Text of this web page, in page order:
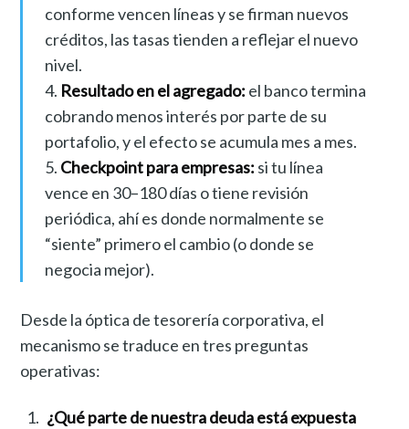
conforme vencen líneas y se firman nuevos
créditos, las tasas tienden a reflejar el nuevo
nivel.
4. Resultado en el agregado: el banco termina
cobrando menos interés por parte de su
portafolio, y el efecto se acumula mes a mes.
5. Checkpoint para empresas: si tu línea
vence en 30–180 días o tiene revisión
periódica, ahí es donde normalmente se
“siente” primero el cambio (o donde se
negocia mejor).
Desde la óptica de tesorería corporativa, el
mecanismo se traduce en tres preguntas
operativas:
¿Qué parte de nuestra deuda está expuesta